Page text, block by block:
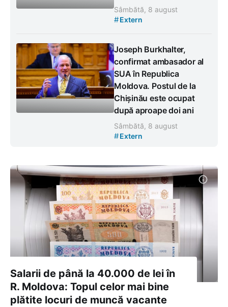
Sâmbătă, 8 august
#Extern
Joseph Burkhalter,
confirmat ambasador al
SUA în Republica
Moldova. Postul de la
Chișinău este ocupat
după aproape doi ani
Sâmbătă, 8 august
#Extern
Salarii de până la 40.000 de lei în
R. Moldova: Topul celor mai bine
plătite locuri de muncă vacante